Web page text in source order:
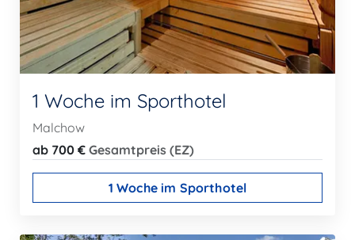
1 Woche im Sporthotel
Malchow
ab 700 € Gesamtpreis (EZ)
1 Woche im Sporthotel